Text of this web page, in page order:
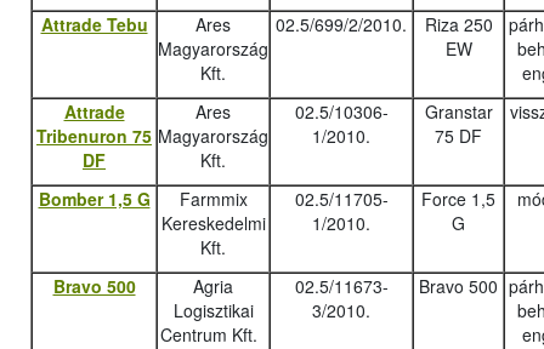
Attrade Tebu
Ares
Magyarország
Kft.
02.5/699/2/2010.
Riza 250
EW
Attrade
Tribenuron 75
DF
Ares
Magyarország
Kft.
02.5/10306-
1/2010.
Granstar
75 DF
Bomber 1,5 G
Farmmix
Kereskedelmi
Kft.
02.5/11705-
1/2010.
Force 1,5
G
Bravo 500
Agria
Logisztikai
Centrum Kft.
02.5/11673-
3/2010.
Bravo 500